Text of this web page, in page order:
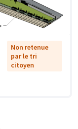
Non retenue
par le tri
citoyen